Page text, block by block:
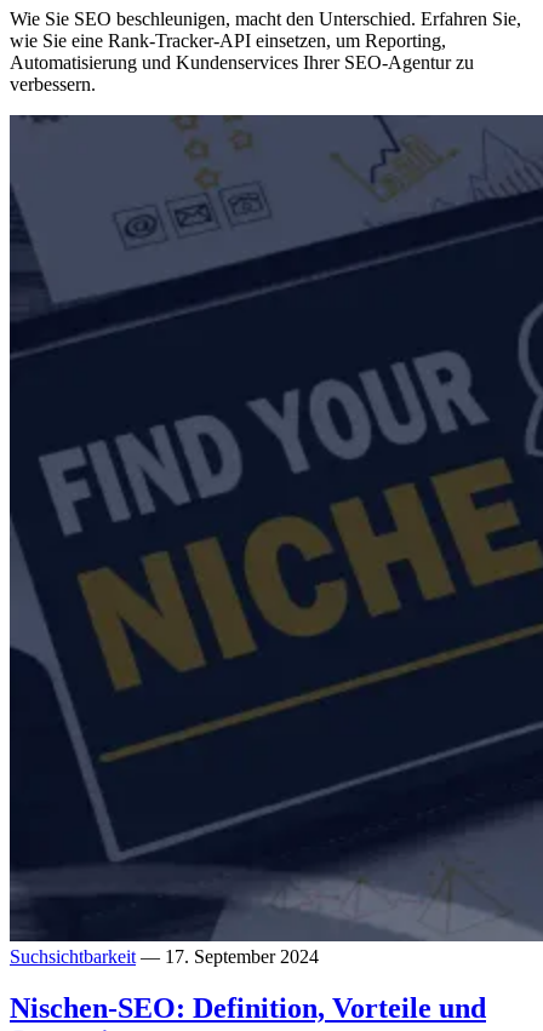
Wie Sie SEO beschleunigen, macht den Unterschied. Erfahren Sie,
wie Sie eine Rank-Tracker-API einsetzen, um Reporting,
Automatisierung und Kundenservices Ihrer SEO-Agentur zu
verbessern.
Suchsichtbarkeit — 17. September 2024
Nischen-SEO: Definition, Vorteile und